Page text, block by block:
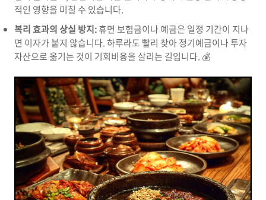
적인 영향을 미칠 수 있습니다.
복리 효과의 상실 방지:휴면 보험금이나 예금은 일정 기간이 지나
면 이자가 붙지 않습니다. 하루라도 빨리 찾아 정기예금이나 투자
자산으로 옮기는 것이 기회비용을 살리는 길입니다. 💰